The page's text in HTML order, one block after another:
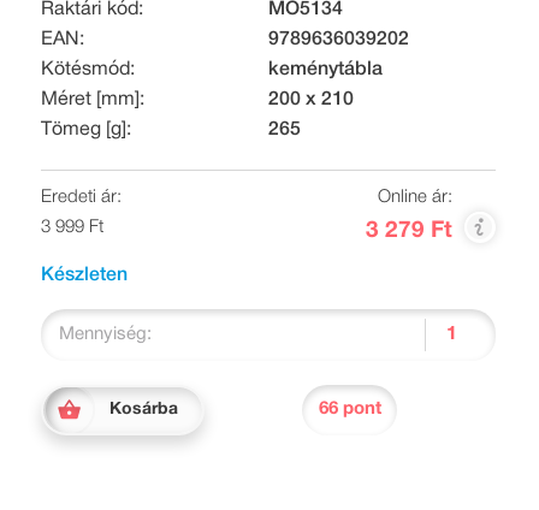
Raktári kód:
MO5134
EAN:
9789636039202
Kötésmód:
keménytábla
Méret [mm]:
200 x 210
Tömeg [g]:
265
Eredeti ár:
3 999 Ft
Online ár:
3 279 Ft
Készleten
Mennyiség:
Kosárba 66 pont